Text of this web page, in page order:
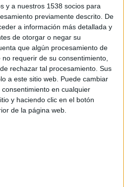
y a nuestros 1538 socios para
previamente descrito. De
a información más detallada y
de otorgar o negar su
que algún procesamiento de
requerir de su consentimiento,
rechazar tal procesamiento. Sus
a este sitio web. Puede cambiar
en cualquier
y haciendo clic en el botón
de la página web.
Notícia